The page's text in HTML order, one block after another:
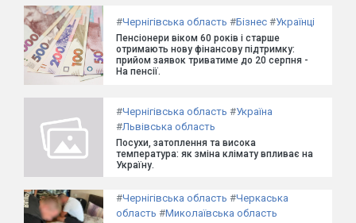
#Чернігівська область #Бізнес #Українці
Пенсіонери віком 60 років і старше
отримають нову фінансову підтримку:
прийом заявок триватиме до 20 серпня -
На пенсії.
#Чернігівська область #Україна
#Львівська область
Посухи, затоплення та висока
температура: як зміна клімату впливає на
Україну.
#Чернігівська область #Черкаська
область #Миколаївська область